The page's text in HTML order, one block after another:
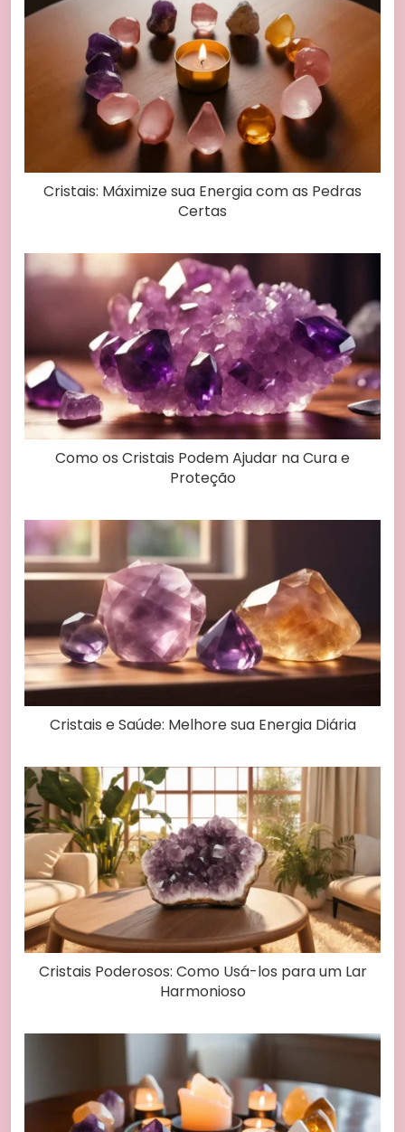
Cristais: Máximize sua Energia com as Pedras
Certas
Como os Cristais Podem Ajudar na Cura e
Proteção
Cristais e Saúde: Melhore sua Energia Diária
Cristais Poderosos: Como Usá-los para um Lar
Harmonioso